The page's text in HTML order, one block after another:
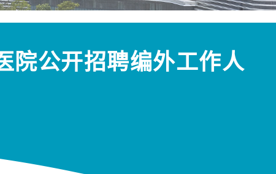
院公开招聘编外工作人